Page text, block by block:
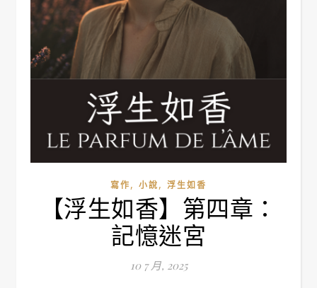
寫作, 小說, 浮生如香
【浮生如香】第四章：
記憶迷宮
10 7 月, 2025